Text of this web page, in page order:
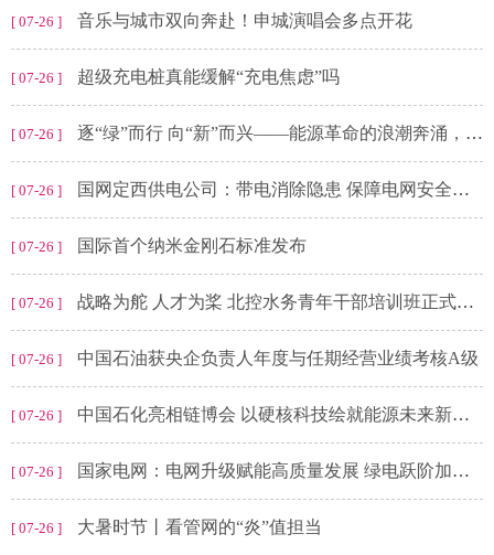
[ 07-26 ] 音乐与城市双向奔赴！申城演唱会多点开花
[ 07-26 ] 超级充电桩真能缓解“充电焦虑”吗
[ 07-26 ] 逐“绿”而行 向“新”而兴——能源革命的浪潮奔涌，国神公司站立在潮头
[ 07-26 ] 国网定西供电公司：带电消除隐患 保障电网安全稳定运行
[ 07-26 ] 国际首个纳米金刚石标准发布
[ 07-26 ] 战略为舵 人才为桨 北控水务青年干部培训班正式开班
[ 07-26 ] 中国石油获央企负责人年度与任期经营业绩考核A级
[ 07-26 ] 中国石化亮相链博会 以硬核科技绘就能源未来新图景
[ 07-26 ] 国家电网：电网升级赋能高质量发展 绿电跃阶加速能源转型
[ 07-26 ] 大暑时节丨看管网的“炎”值担当